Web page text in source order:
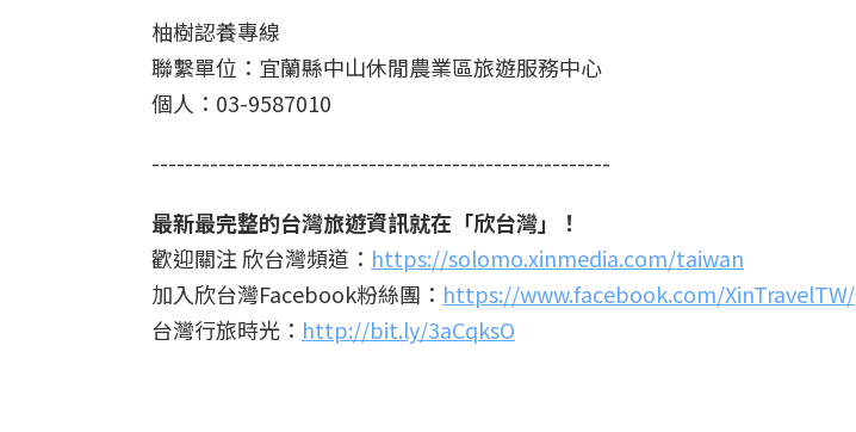
柚樹認養專線
聯繫單位：宜蘭縣中山休閒農業區旅遊服務中心
個人：03-9587010
-------------------------------------------------------
最新最完整的台灣旅遊資訊就在「欣台灣」！
歡迎關注 欣台灣頻道： https://solomo.xinmedia.com/taiwan
加入欣台灣Facebook粉絲團： https://www.facebook.com/XinTravelTW/
台灣行旅時光： http://bit.ly/3aCqksO